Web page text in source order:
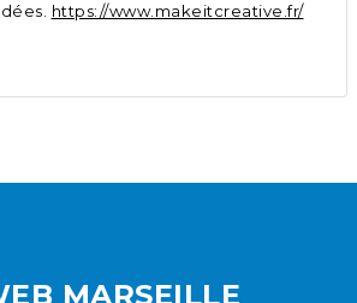
https://www.makeitcreative.fr/
MARSEILLE